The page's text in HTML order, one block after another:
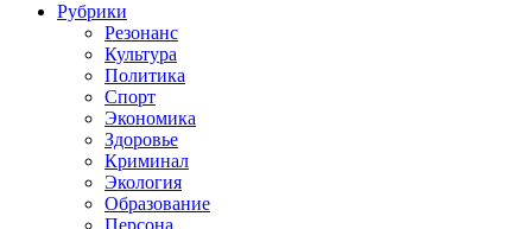
Рубрики
Резонанс
Культура
Политика
Спорт
Экономика
Здоровье
Криминал
Экология
Образование
Персона